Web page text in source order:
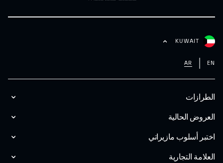
الطرازات
العروض الحالية
اختبر أسلوب مازیراتي
العلامة التجارية
KUWAIT
EN
AR